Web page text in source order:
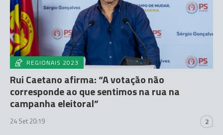
REGIONAIS 2023
Rui Caetano afirma: “A votação não
corresponde ao que sentimos na rua na
campanha eleitoral”
24 Set 20:19 2